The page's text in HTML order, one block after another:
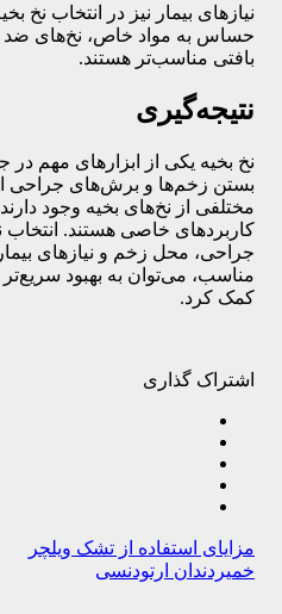
نیازهای بیمار نیز در انتخاب نخ
حساس به مواد خاص، نخ‌های ضد
بافتی مناسب‌تر هستند.
نتیجه‌گیری
نخ بخیه یکی از ابزارهای مهم
بستن زخم‌ها و برش‌های جراحی
مختلفی از نخ‌های بخیه وجود
کاربردهای خاصی هستند.
جراحی، محل زخم و نیازهای بیمار
مناسب، می‌توان به بهبود
کمک کرد.
اشتراک گذاری
مزایای استفاده از تشک ویلچر
خمیردندان ارتودنسی